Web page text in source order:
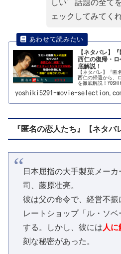
しい”話題の全て
ェックしてみてく
【ネタバレ】
西仁の復帰・
底解説！
【ネタバレ】『匿
西仁の帰還から、
を徹底解説！
観終わった後に「
な、“美味しい”
バレメイン記事で
て、熱く語りまし
ぎだろ…！」「あ
僕らの五感を刺激
は、...
yoshiki5291-movie-
『匿名の恋人たち』 【ネタバ
日本屈指の大手製菓メー
司、藤原壮亮。
彼は父の命令で、経営不振
レートショップ「ル・ソ
する。しかし、彼には 人
刻な秘密があった。